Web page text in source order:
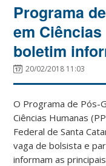
Programa
em
boletim
20/02/2018 11:03
O Programa de Pós-
Ciências Humanas
Federal de Santa
vaga de bolsista e
informam as